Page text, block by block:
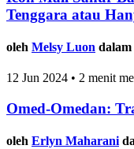
Tenggara atau
oleh Melsy Luon dalam
12 Jun 2024 • 2 menit
Omed-Omedan:
oleh Erlyn Maharani